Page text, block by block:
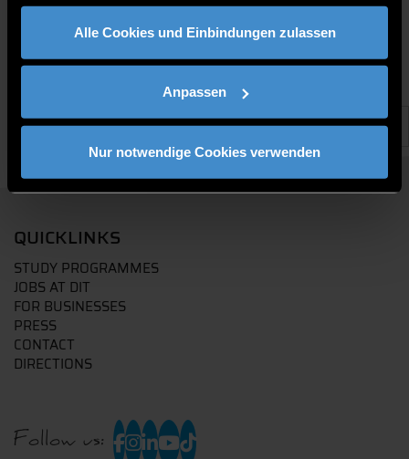
gesammelt haben.
Alle Cookies und Einbindungen zulassen
Anpassen
Nur notwendige Cookies verwenden
QUICKLINKS
STUDY PROGRAMMES
JOBS AT DIT
FOR BUSINESSES
PRESS
CONTACT
DIRECTIONS
Follow us: